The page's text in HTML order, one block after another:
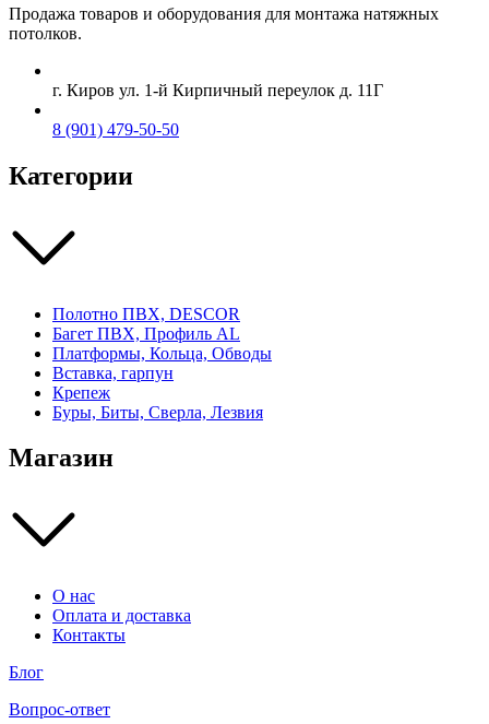
Продажа товаров и оборудования для монтажа натяжных
потолков.
г. Киров ул. 1-й Кирпичный переулок д. 11Г
8 (901) 479-50-50
Категории
Полотно ПВХ, DESCOR
Багет ПВХ, Профиль AL
Платформы, Кольца, Обводы
Вставка, гарпун
Крепеж
Буры, Биты, Сверла, Лезвия
Магазин
О нас
Оплата и доставка
Контакты
Блог
Вопрос-ответ